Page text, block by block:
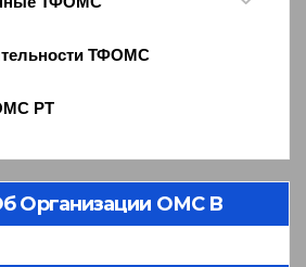
ТФОМС
РТ
Организации ОМС В